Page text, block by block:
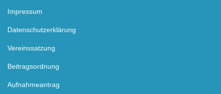
Impressum
Datenschutzerklärung
Vereinssatzung
Beitragsordnung
Aufnahmeantrag